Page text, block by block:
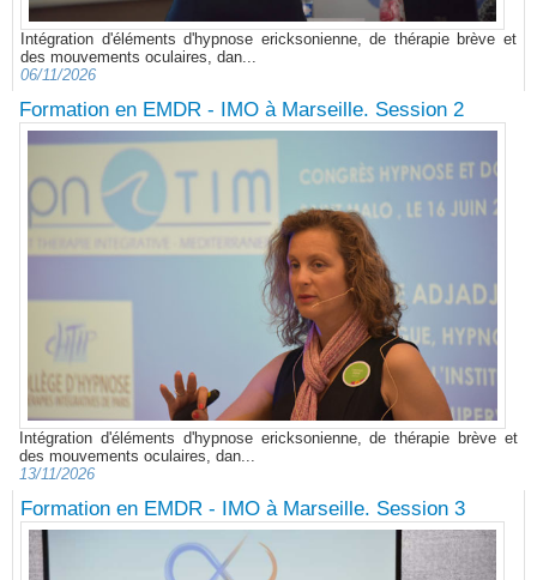
Intégration d'éléments d'hypnose ericksonienne, de thérapie brève et
des mouvements oculaires, dan...
06/11/2026
Formation en EMDR - IMO à Marseille. Session 2
Intégration d'éléments d'hypnose ericksonienne, de thérapie brève et
des mouvements oculaires, dan...
13/11/2026
Formation en EMDR - IMO à Marseille. Session 3